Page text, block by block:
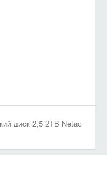
диск 2,5 2TB Netac